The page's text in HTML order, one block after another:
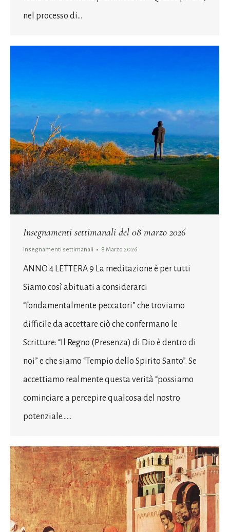
nel processo di…
Insegnamenti settimanali del 08 marzo 2026
Insegnamenti settimanali 8 Marzo 2026
ANNO 4 LETTERA 9 La meditazione è per tutti
Siamo così abituati a considerarci
“fondamentalmente peccatori” che troviamo
difficile da accettare ciò che confermano le
Scritture: “Il Regno (Presenza) di Dio è dentro di
noi” e che siamo “Tempio dello Spirito Santo”. Se
accettiamo realmente questa verità “possiamo
cominciare a percepire qualcosa del nostro
potenziale……